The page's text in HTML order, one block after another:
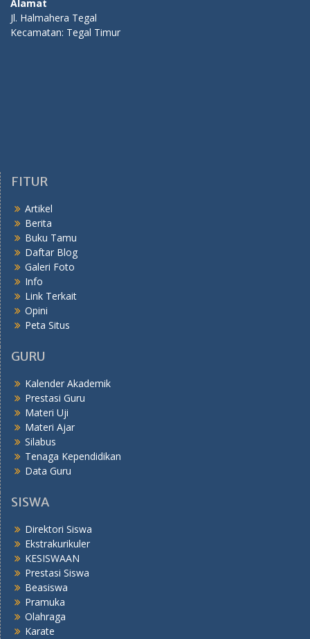
Alamat
Jl. Halmahera Tegal
Kecamatan: Tegal Timur
FITUR
Artikel
Berita
Buku Tamu
Daftar Blog
Galeri Foto
Info
Link Terkait
Opini
Peta Situs
GURU
Kalender Akademik
Prestasi Guru
Materi Uji
Materi Ajar
Silabus
Tenaga Kependidikan
Data Guru
SISWA
Direktori Siswa
Ekstrakurikuler
KESISWAAN
Prestasi Siswa
Beasiswa
Pramuka
Olahraga
Karate